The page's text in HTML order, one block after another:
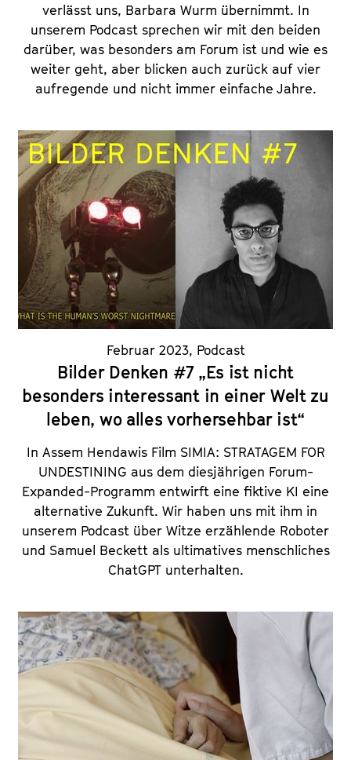
verlässt uns, Barbara Wurm übernimmt. In
unserem Podcast sprechen wir mit den beiden
darüber, was besonders am Forum ist und wie es
weiter geht, aber blicken auch zurück auf vier
aufregende und nicht immer einfache Jahre.
Februar 2023, Podcast
Bilder Denken #7 „Es ist nicht
besonders interessant in einer Welt zu
leben, wo alles vorhersehbar ist“
In Assem Hendawis Film SIMIA: STRATAGEM FOR
UNDESTINING aus dem diesjährigen Forum-
Expanded-Programm entwirft eine fiktive KI eine
alternative Zukunft. Wir haben uns mit ihm in
unserem Podcast über Witze erzählende Roboter
und Samuel Beckett als ultimatives menschliches
ChatGPT unterhalten.